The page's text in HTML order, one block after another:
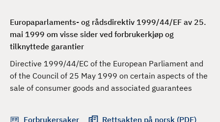
Europaparlaments- og rådsdirektiv 1999/44/EF av 25.
mai 1999 om visse sider ved forbrukerkjøp og
tilknyttede garantier
Directive 1999/44/EC of the European Parliament and
of the Council of 25 May 1999 on certain aspects of the
sale of consumer goods and associated guarantees
Forbrukersaker Rettsakten på norsk (PDF)